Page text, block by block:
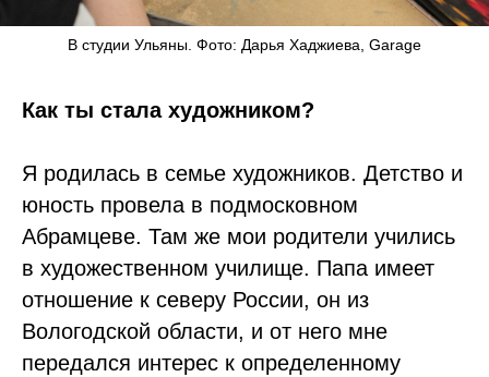
В студии Ульяны. Фото: Дарья Хаджиева, Garage
Как ты стала художником?
Я родилась в семье художников. Детство и
юность провела в подмосковном
Абрамцеве. Там же мои родители учились
в художественном училище. Папа имеет
отношение к северу России, он из
Вологодской области, и от него мне
передался интерес к определенному